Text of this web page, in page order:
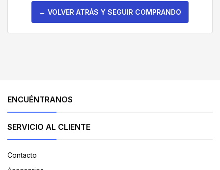
← VOLVER ATRÁS Y SEGUIR COMPRANDO
ENCUÉNTRANOS
SERVICIO AL CLIENTE
Contacto